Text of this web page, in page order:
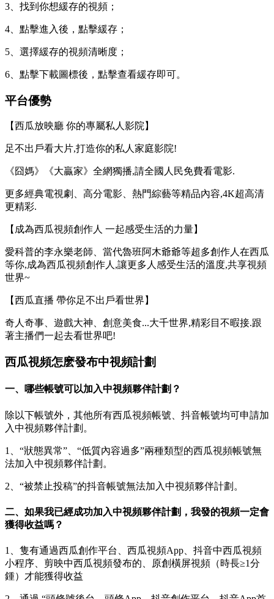
3、找到你想緩存的視頻；
4、點擊進入後，點擊緩存；
5、選擇緩存的視頻清晰度；
6、點擊下載圖標後，點擊查看緩存即可。
平台優勢
【西瓜放映廳 你的專屬私人影院】
足不出戶看大片,打造你的私人家庭影院!
《囧媽》《大贏家》全網獨播,請全國人民免費看電影.
更多經典電視劇、高分電影、熱門綜藝等精品內容,4K超高清
更精彩.
【成為西瓜視頻創作人 一起感受生活的力量】
愛科普的李永樂老師、當代魯班阿木爺爺等超多創作人在西瓜
等你,成為西瓜視頻創作人,讓更多人感受生活的溫度,共享視頻
世界~
【西瓜直播 帶你足不出戶看世界】
奇人奇事、遊戲大神、創意美食...大千世界,精彩目不暇接.跟
著主播們一起去看世界吧!
西瓜視頻怎麽發布中視頻計劃
一、哪些帳號可以加入中視頻夥伴計劃？
除以下帳號外，其他所有西瓜視頻帳號、抖音帳號均可申請加
入中視頻夥伴計劃。
1、“狀態異常”、“低質內容過多”兩種類型的西瓜視頻帳號無
法加入中視頻夥伴計劃。
2、“被禁止投稿”的抖音帳號無法加入中視頻夥伴計劃。
二、如果我已經成功加入中視頻夥伴計劃，我發的視頻一定會
獲得收益嗎？
1、隻有通過西瓜創作平台、西瓜視頻App、抖音中西瓜視頻
小程序、剪映中西瓜視頻發布的、原創橫屏視頻（時長≥1分
鍾）才能獲得收益